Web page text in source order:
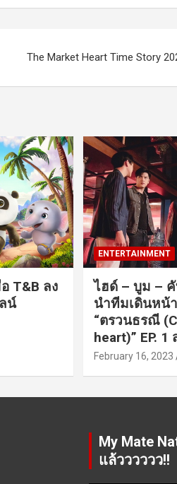
The Market Heart Time Story
T&B ลง
น์
ENTERTAINMENT
ไฮด์ – บูม –
นำทีมเดินหน้
“ตรวนธรณี
heart)” EP.
February 16, 2023
My Mate
แล้วววววว!!